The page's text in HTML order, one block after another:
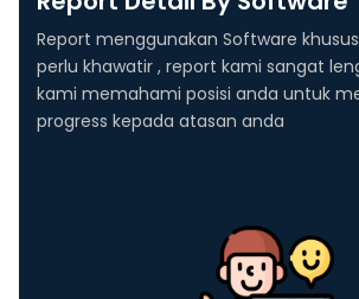
Report menggunakan Software
perlu khawatir , report kami sangat
kami memahami posisi anda untuk
progress kepada atasan anda